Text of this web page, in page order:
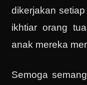
dikerjakan
ikhtiar orang
anak mereka
Semoga